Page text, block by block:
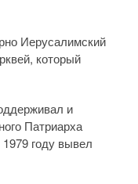
Иерусалимский
который
и
Патриарха
году вывел